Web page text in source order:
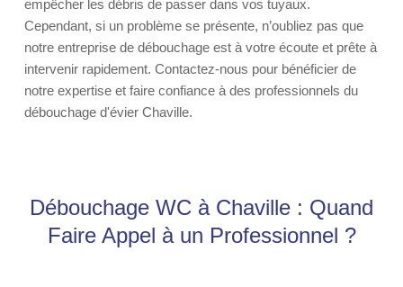
empêcher les débris de passer dans vos tuyaux.
Cependant, si un problème se présente, n’oubliez pas que
notre entreprise de débouchage est à votre écoute et prête à
intervenir rapidement. Contactez-nous pour bénéficier de
notre expertise et faire confiance à des professionnels du
débouchage d'évier Chaville.
Débouchage WC à Chaville : Quand
Faire Appel à un Professionnel ?